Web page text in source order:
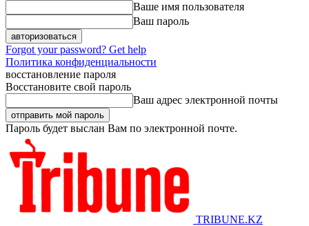
Ваше имя пользователя
Ваш пароль
Forgot your password? Get help
Политика конфиденциальности
восстановление пароля
Восстановите свой пароль
Ваш адрес электронной почты
Пароль будет выслан Вам по электронной почте.
TRIBUNE.KZ